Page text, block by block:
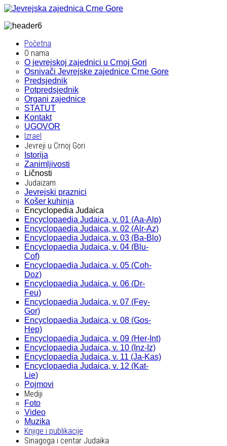
Početna
O nama
O jevrejskoj zajednici u Crnoj Gori
Osnivači Jevrejske zajednice Crne Gore
Predsjednik
Potpredsjednik
Organi zajednice
STATUT
Kontakt
UGOVOR
Izrael
Jevreji u Crnoj Gori
Istorija
Zanimljivosti
Ličnosti
Judaizam
Jevrejski praznici
Košer kuhinja
Encyclopedia Judaica
Encyclopaedia Judaica, v. 01 (Aa-Alp)
Encyclopaedia Judaica, v. 02 (Alr-Az)
Encyclopaedia Judaica, v. 03 (Ba-Blo)
Encyclopaedia Judaica, v. 04 (Blu-
Cof)
Encyclopaedia Judaica, v. 05 (Coh-
Doz)
Encyclopaedia Judaica, v. 06 (Dr-
Feu)
Encyclopaedia Judaica, v. 07 (Fey-
Gor)
Encyclopaedia Judaica, v. 08 (Gos-
Hep)
Encyclopaedia Judaica, v. 09 (Her-Int)
Encyclopaedia Judaica, v. 10 (Inz-Iz)
Encyclopaedia Judaica, v. 11 (Ja-Kas)
Encyclopaedia Judaica, v. 12 (Kat-
Lie)
Pojmovi
Mediji
Foto
Video
Muzika
Knjige i publikacije
Sinagoga i centar Judaika